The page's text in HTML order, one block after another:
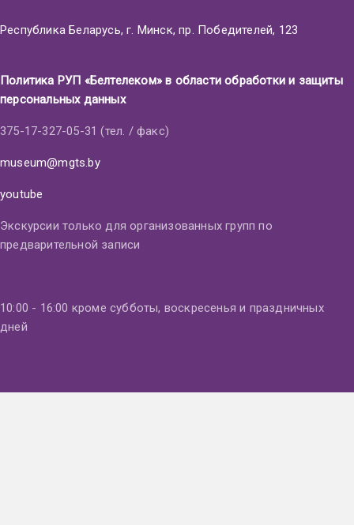
Республика Беларусь, г. Минск, пр. Победителей, 123
Политика РУП «Белтелеком» в области обработки и защиты
персональных данных
375-17-327-05-31 (тел. / факс)
museum@mgts.by
youtube
Экскурсии только для организованных групп по
предварительной записи
10:00 - 16:00 кроме субботы, воскресенья и праздничных
дней